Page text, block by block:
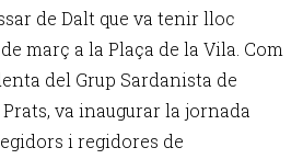
de Dalt que va tenir lloc
març a la Plaça de la Vila. Com
del Grup Sardanista de
va inaugurar la jornada
i regidores de